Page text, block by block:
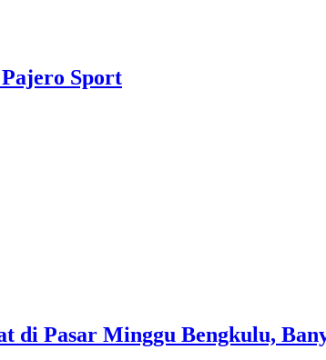
Sport
di Pasar Minggu Bengkulu,